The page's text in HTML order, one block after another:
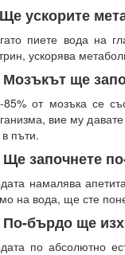
ускорите
пиете вода на
ускорява
Мозъкът ще
85% от мозъка се
вие му
пъти.
Ще започнете
намалява
на вода, ще сте
По-бърдо ще
по абсолютно